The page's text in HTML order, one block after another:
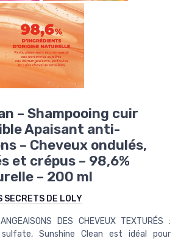
– Shampooing cuir
Apaisant anti-
– Cheveux ondulés,
et crépus – 98,6%
– 200 ml
SECRETS DE LOLY
DES CHEVEUX TEXTURÉS :
sulfate, Sunshine Clean est idéal pour